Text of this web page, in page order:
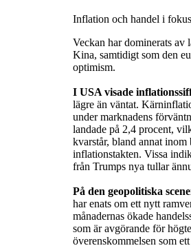
Inflation och handel i
Veckan har dominerats
Kina, samtidigt som den
optimism.
I USA visade
lägre än väntat.
under marknadens
landade på 2,4 procent,
kvarstår, bland annat
inflationstakten. Vissa
från Trumps nya tullar
På den geopolitiska
har enats om ett nytt
månadernas ökade
som är avgörande för
överenskommelsen som